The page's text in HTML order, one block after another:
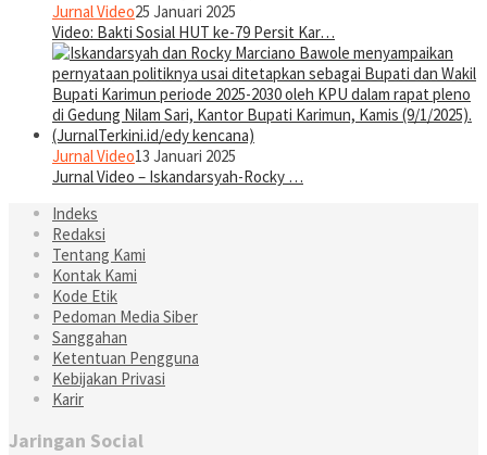
Jurnal Video25 Januari 2025
Video: Bakti Sosial HUT ke-79 Persit Kar…
Jurnal Video13 Januari 2025
Jurnal Video – Iskandarsyah-Rocky …
Indeks
Redaksi
Tentang Kami
Kontak Kami
Kode Etik
Pedoman Media Siber
Sanggahan
Ketentuan Pengguna
Kebijakan Privasi
Karir
Jaringan Social